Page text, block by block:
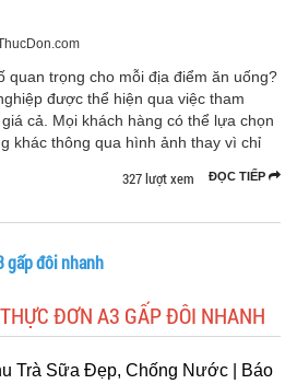
quan trọng cho mỗi địa điểm ăn uống?
được thể hiện qua việc tham
cả. Mọi khách hàng có thể lựa chọn
khác thông qua hình ảnh thay vì chỉ
ĐỌC TIẾP
327 lượt xem
gấp đôi nhanh
ĐƠN A3 GẤP ĐÔI NHANH
Trà Sữa Đẹp, Chống Nước | Báo